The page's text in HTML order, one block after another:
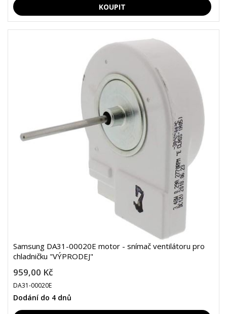
Samsung DA31-00020E motor - snímač ventilátoru pro
chladničku "VÝPRODEJ"
959,00 Kč
DA31-00020E
Dodání do 4 dnů